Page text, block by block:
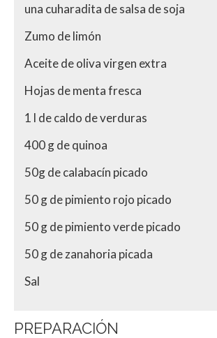
una cuharadita de salsa de soja
Zumo de limón
Aceite de oliva virgen extra
Hojas de menta fresca
1 l de caldo de verduras
400 g de quinoa
50g de calabacín picado
50 g de pimiento rojo picado
50 g de pimiento verde picado
50 g de zanahoria picada
Sal
PREPARACIÓN